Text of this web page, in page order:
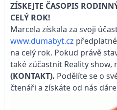
ZÍSKEJTE ČASOPIS
CELÝ ROK!
Marcela získala za svoji
www.dumabyt.cz
na celý rok. Pokud právě
také zúčastnit Reality show,
(KONTAKT). Podělíte se o
čtenáři a získáte od nás